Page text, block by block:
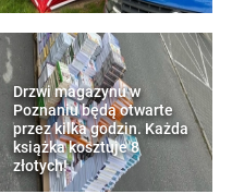
Drzwi magazynu w
Poznaniu będą otwarte
przez kilka godzin. Każda
książka kosztuje 8
złotych!